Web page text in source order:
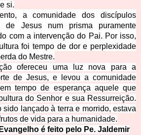
si.
a comunidade dos discípulos
de Jesus num prisma puramente
com a intervenção do Pai. Por isso,
foi tempo de dor e perplexidade
do Mestre.
ofereceu uma luz nova para a
de Jesus, e levou a comunidade
tempo de esperança aquele que
do Senhor e sua Ressurreição.
sido lançado à terra e morrido, estava
de vida para a humanidade.
é feito pelo Pe. Jaldemir